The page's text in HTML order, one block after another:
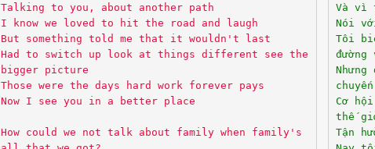
Talking to you, about another path
I know we loved to hit the road and laugh
But something told me that it wouldn't last
Had to switch up look at things different see the
bigger picture
Those were the days hard work forever pays
Now I see you in a better place
How could we not talk about family when family's
Và vì
Nói
Tôi
Cơ
thế
Tận